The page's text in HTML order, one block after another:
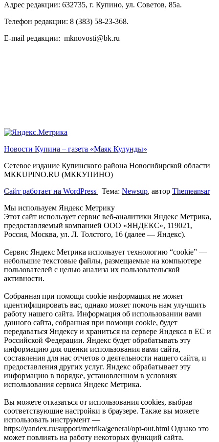
Адрес редакции: 632735, г. Купино, ул. Советов, 85а.
Телефон редакции: 8 (383) 58-23-368.
E-mail редакции: mknovosti@bk.ru
Новости Купина – газета «Маяк Кулунды»
Сетевое издание Купинского района Новосибирской области
МКKUPINO.RU (МККУПИНО)
Сайт работает на WordPress
Тема: Newsup, автор Themeansar
Мы используем Яндекс Метрику
Этот сайт использует сервис веб-аналитики Яндекс Метрика,
предоставляемый компанией ООО «ЯНДЕКС», 119021,
Россия, Москва, ул. Л. Толстого, 16 (далее — Яндекс).
Сервис Яндекс Метрика использует технологию “cookie” —
небольшие текстовые файлы, размещаемые на компьютере
пользователей с целью анализа их пользовательской
активности.
Собранная при помощи cookie информация не может
идентифицировать вас, однако может помочь нам улучшить
работу нашего сайта. Информация об использовании вами
данного сайта, собранная при помощи cookie, будет
передаваться Яндексу и храниться на сервере Яндекса в ЕС и
Российской Федерации. Яндекс будет обрабатывать эту
информацию для оценки использования вами сайта,
составления для нас отчетов о деятельности нашего сайта, и
предоставления других услуг. Яндекс обрабатывает эту
информацию в порядке, установленном в условиях
использования сервиса Яндекс Метрика.
Вы можете отказаться от использования cookies, выбрав
соответствующие настройки в браузере. Также вы можете
использовать инструмент —
https://yandex.ru/support/metrika/general/opt-out.html Однако это
может повлиять на работу некоторых функций сайта.